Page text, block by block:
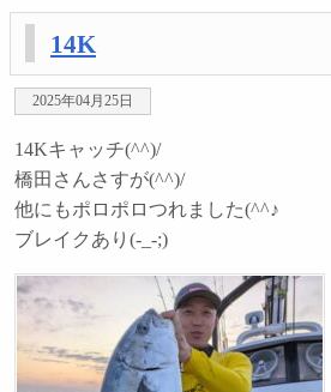
14K
2025年04月25日
14Kキャッチ(^^)/
橋田さんさすが(^^)/
他にもポロポロつれました(^^♪
ブレイクあり(-_-;)